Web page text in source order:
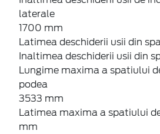
laterale
1700 mm
Latimea deschiderii usii din
Inaltimea deschiderii usii din
Lungime maxima a spatiului
podea
3533 mm
Latimea maxima a spatiului
mm